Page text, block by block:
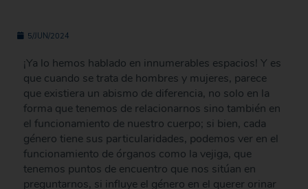
5/JUN/2024
¡Ya lo hemos hablado en innumerables espacios! Y es
que cuando se trata de hombres y mujeres, parece
que existiera un abismo de diferencia, no solo en la
forma que tenemos de relacionarnos sino también en
el funcionamiento de nuestro cuerpo; si bien, cada
género tiene sus particularidades, podemos ver en el
funcionamiento de órganos como la vejiga, que
tenemos puntos de encuentro que nos sitúan en
preguntarnos, si influye el género en el querer orinar